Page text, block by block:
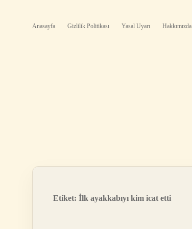
Anasayfa Gizlilik Politikası Yasal Uyarı Hakkımızda
Etiket: İlk ayakkabıyı kim icat etti